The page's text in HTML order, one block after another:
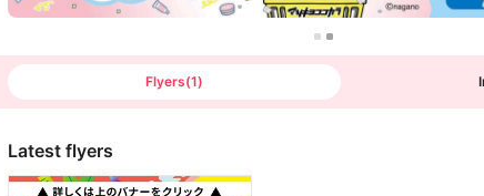
Flyers(1)
Latest flyers